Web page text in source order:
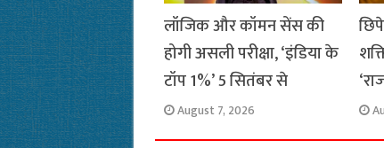
लॉजिक और कॉमन सेंस की
होगी असली परीक्षा, ‘इंडिया के
टॉप 1%’ 5 सितंबर से
August 7, 2026